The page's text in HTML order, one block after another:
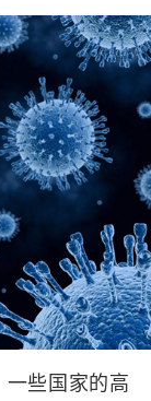
些国家的高